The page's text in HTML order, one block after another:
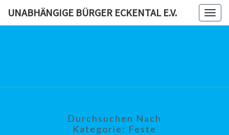
UNABHÄNGIGE BÜRGER ECKENTAL E.V.
Durchsuchen Nach
Kategorie: Feste